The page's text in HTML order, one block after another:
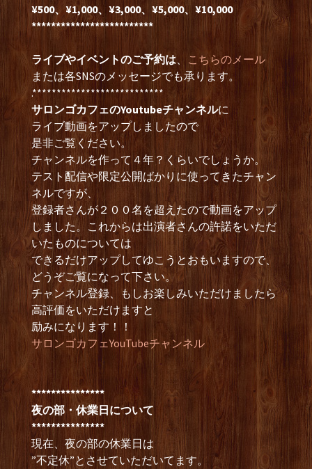
¥500、¥1,000、¥3,000、¥5,000、¥10,000
*************************
ライブやイベントのご予約は、こちらのメール
または各SNSのメッセージでも承ります。
.***************************
サロンゴカフェのYoutubeチャンネルに
ライブ動画をアップしましたので
是非ご覧ください。
チャンネルを作って４年？くらいでしょうか。
テスト配信や限定公開ばかりに使ってきたチャン
ネルですが、
登録者さんが２００名を超えたので動画をアップ
しました。これからは出演者さんの許諾をいただ
いたものについては
できるだけアップしてゆこうとおもいますので、
どうぞご覧になって下さい。
チャンネル登録、もしお楽しみいただけましたら
高評価をいただけますと
励みになります！！
サロンゴカフェYouTubeチャンネル
***************
夜の部・休業日について
***************
現在、夜の部の休業日は
”不定休”とさせていただいてます。